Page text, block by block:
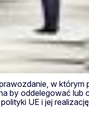
w
by oddelegować
UE i jej